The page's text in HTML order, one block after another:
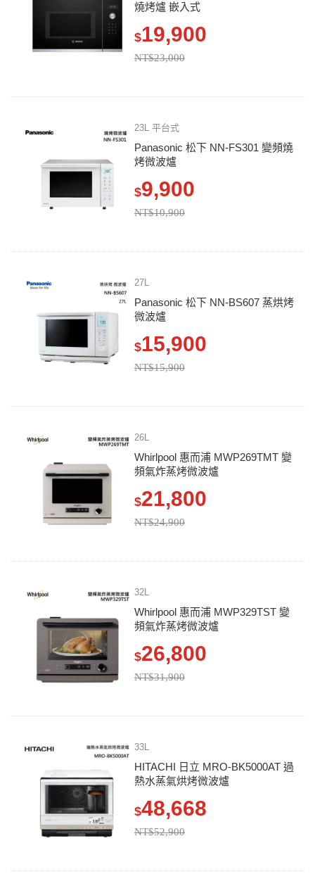
燒烤爐 嵌入式
$19,900
NT$23,000
23L 平台式
Panasonic 松下 NN-FS301 變頻燒
烤微波爐
$9,900
NT$10,900
27L
Panasonic 松下 NN-BS607 蒸烘烤
微波爐
$15,900
NT$15,900
26L
Whirlpool 惠而浦 MWP269TMT 變
頻氣炸蒸烤微波爐
$21,800
NT$24,900
32L
Whirlpool 惠而浦 MWP329TST 變
頻氣炸蒸烤微波爐
$26,800
NT$31,900
33L
HITACHI 日立 MRO-BK5000AT 過
熱水蒸氣烘烤微波爐
$48,668
NT$52,900